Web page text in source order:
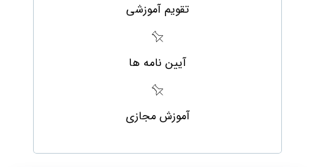
تقویم آموزشی
آیین نامه ها
آموزش مجازی